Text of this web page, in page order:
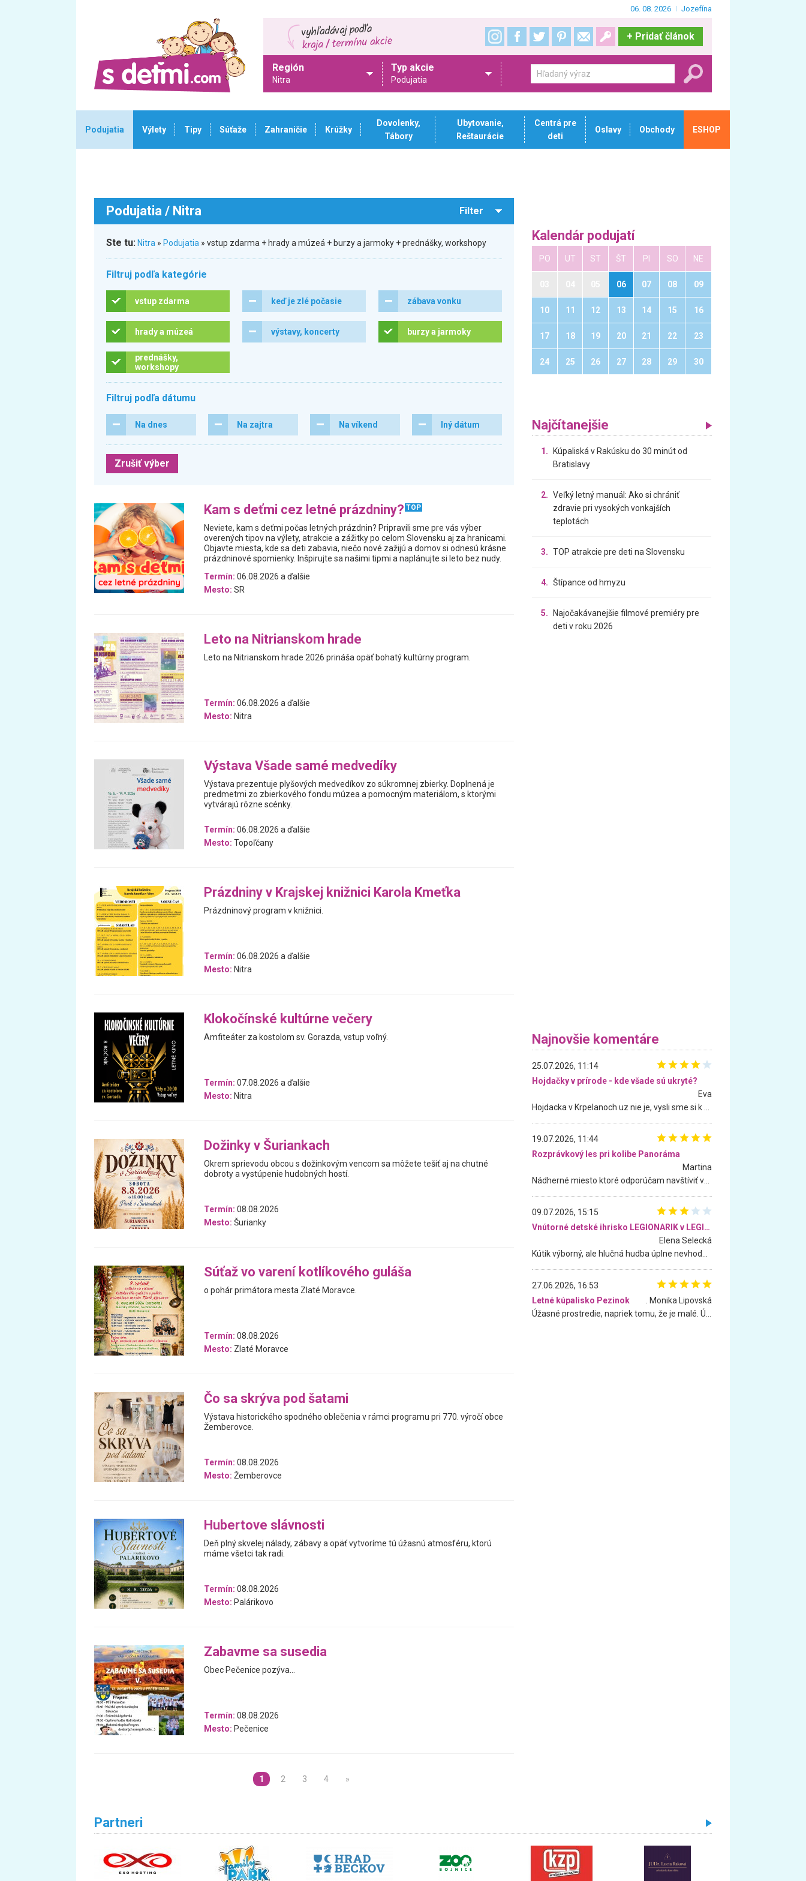
06. 08. 2026 Jozefína
+ Pridať článok
Región
Nitra
Typ akcie
Podujatia
Podujatia Výlety Tipy Súťaže Zahraničie Krúžky
Dovolenky,
Tábory
Ubytovanie,
Reštaurácie
Centrá pre
deti
Oslavy Obchody ESHOP
Podujatia / Nitra Filter
Ste tu: Nitra » Podujatia » vstup zdarma + hrady a múzeá + burzy a jarmoky + prednášky, workshopy
Filtruj podľa kategórie
vstup zdarma keď je zlé počasie zábava vonku
hrady a múzeá výstavy, koncerty burzy a jarmoky
prednášky,
workshopy
Filtruj podľa dátumu
Na dnes Na zajtra Na víkend Iný dátum
Zrušiť výber
Kam s deťmi cez letné prázdniny? TOP
Neviete, kam s deťmi počas letných prázdnin? Pripravili sme pre vás výber
overených tipov na výlety, atrakcie a zážitky po celom Slovensku aj za hranicami.
Objavte miesta, kde sa deti zabavia, niečo nové zažijú a domov si odnesú krásne
prázdninové spomienky. Inšpirujte sa našimi tipmi a naplánujte si leto bez nudy.
Termín: 06.08.2026 a ďalšie
Mesto: SR
Leto na Nitrianskom hrade
Leto na Nitrianskom hrade 2026 prináša opäť bohatý kultúrny program.
Termín: 06.08.2026 a ďalšie
Mesto: Nitra
Výstava Všade samé medvedíky
Výstava prezentuje plyšových medvedíkov zo súkromnej zbierky. Doplnená je
predmetmi zo zbierkového fondu múzea a pomocným materiálom, s ktorými
vytvárajú rôzne scénky.
Termín: 06.08.2026 a ďalšie
Mesto: Topoľčany
Prázdniny v Krajskej knižnici Karola Kmeťka
Prázdninový program v knižnici.
Termín: 06.08.2026 a ďalšie
Mesto: Nitra
Klokočínské kultúrne večery
Amfiteáter za kostolom sv. Gorazda, vstup voľný.
Termín: 07.08.2026 a ďalšie
Mesto: Nitra
Dožinky v Šuriankach
Okrem sprievodu obcou s dožinkovým vencom sa môžete tešiť aj na chutné
dobroty a vystúpenie hudobných hostí.
Termín: 08.08.2026
Mesto: Šurianky
Súťaž vo varení kotlíkového guláša
o pohár primátora mesta Zlaté Moravce.
Termín: 08.08.2026
Mesto: Zlaté Moravce
Čo sa skrýva pod šatami
Výstava historického spodného oblečenia v rámci programu pri 770. výročí obce
Žemberovce.
Termín: 08.08.2026
Mesto: Žemberovce
Hubertove slávnosti
Deň plný skvelej nálady, zábavy a opäť vytvoríme tú úžasnú atmosféru, ktorú
máme všetci tak radi.
Termín: 08.08.2026
Mesto: Palárikovo
Zabavme sa susedia
Obec Pečenice pozýva...
Termín: 08.08.2026
Mesto: Pečenice
1 2 3 4 »
Kalendár podujatí
PO UT ST ŠT PI SO NE
06 07 08 09
10 11 12 13 14 15 16
17 18 19 20 21 22 23
24 25 26 27 28 29 30
Najčítanejšie
1.
Kúpaliská v Rakúsku do 30 minút od
Bratislavy
2. Veľký letný manuál: Ako si chrániť
zdravie pri vysokých vonkajších
teplotách
3. TOP atrakcie pre deti na Slovensku
4. Štípance od hmyzu
5.
Najočakávanejšie filmové premiéry pre
deti v roku 2026
Najnovšie komentáre
25.07.2026, 11:14
Hojdačky v prírode - kde všade sú ukryté?
Eva
19.07.2026, 11:44
Rozprávkový les pri kolibe Panoráma
Martina
09.07.2026, 15:15
Vnútorné detské ihrisko LEGIONARIK v LEGIA Fitness
Elena Selecká
27.06.2026, 16:53
Letné kúpalisko Pezinok
. Monika Lipovská
Partneri